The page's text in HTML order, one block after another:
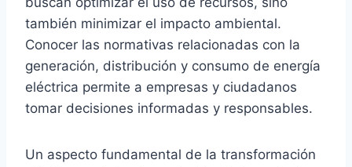
también minimizar el impacto ambiental.
Conocer las normativas relacionadas con la
generación, distribución y consumo de energía
eléctrica permite a empresas y ciudadanos
tomar decisiones informadas y responsables.
Un aspecto fundamental de la transformación